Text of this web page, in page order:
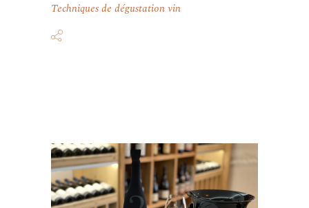
Techniques de dégustation vin